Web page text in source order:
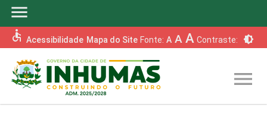
menu
accessible Acessibilidade Mapa do Site Fonte: A A A Contraste: brightness_6
menu